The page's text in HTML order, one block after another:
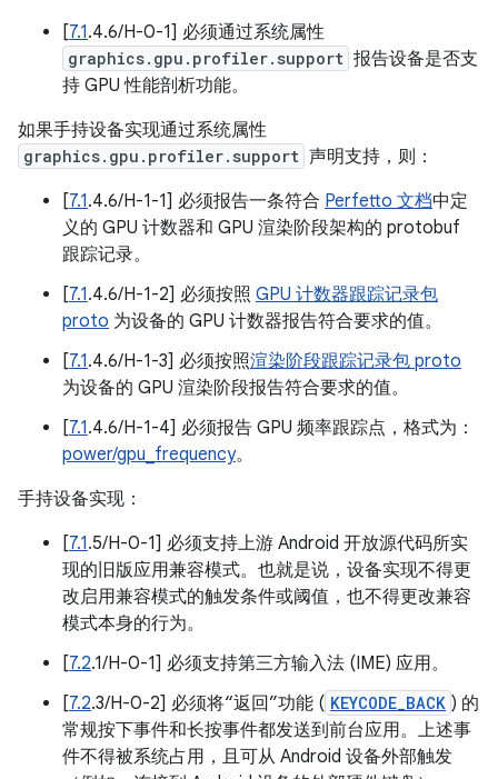
[7.1.4.6/H-0-1] 必须通过系统属性
graphics.gpu.profiler.support 报告设备是否支
持 GPU 性能剖析功能。
如果手持设备实现通过系统属性
graphics.gpu.profiler.support 声明支持，则：
[7.1.4.6/H-1-1] 必须报告一条符合 Perfetto 文档中定
义的 GPU 计数器和 GPU 渲染阶段架构的 protobuf
跟踪记录。
[7.1.4.6/H-1-2] 必须按照 GPU 计数器跟踪记录包
proto 为设备的 GPU 计数器报告符合要求的值。
[7.1.4.6/H-1-3] 必须按照渲染阶段跟踪记录包 proto
为设备的 GPU 渲染阶段报告符合要求的值。
[7.1.4.6/H-1-4] 必须报告 GPU 频率跟踪点，格式为：
power/gpu_frequency。
手持设备实现：
[7.1.5/H-0-1] 必须支持上游 Android 开放源代码所实
现的旧版应用兼容模式。也就是说，设备实现不得更
改启用兼容模式的触发条件或阈值，也不得更改兼容
模式本身的行为。
[7.2.1/H-0-1] 必须支持第三方输入法 (IME) 应用。
[7.2.3/H-0-2] 必须将“返回”功能 ( KEYCODE_BACK ) 的
常规按下事件和长按事件都发送到前台应用。上述事
件不得被系统占用，且可从 Android 设备外部触发